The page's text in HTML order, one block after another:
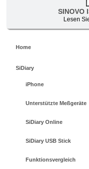
SINOVO
Lesen
Home
SiDiary
iPhone
Unterstützte Meßgeräte
SiDiary Online
SiDiary USB Stick
Funktionsvergleich